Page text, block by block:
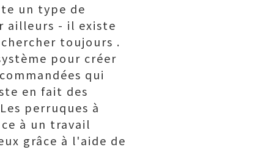
un type de
ailleurs - il existe
toujours .
pour créer
qui
en fait des
perruques à
à un travail
grâce à l'aide de